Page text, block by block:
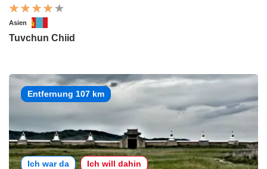
Asien
Tuvchun Chiid
Entfernung 107 km
Ich war da Ich will dahin